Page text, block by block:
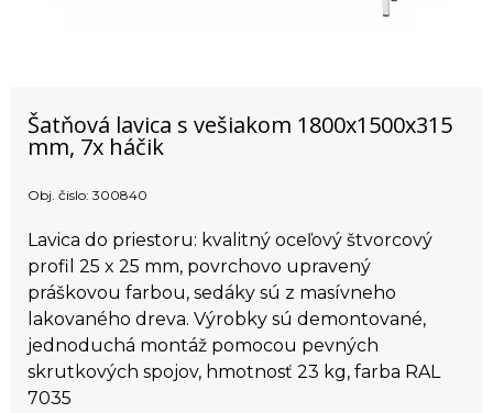
Šatňová lavica s vešiakom 1800x1500x315
mm, 7x háčik
Obj. čislo: 300840
Lavica do priestoru: kvalitný oceľový štvorcový
profil 25 x 25 mm, povrchovo upravený
práškovou farbou, sedáky sú z masívneho
lakovaného dreva. Výrobky sú demontované,
jednoduchá montáž pomocou pevných
skrutkových spojov, hmotnosť 23 kg, farba RAL
7035